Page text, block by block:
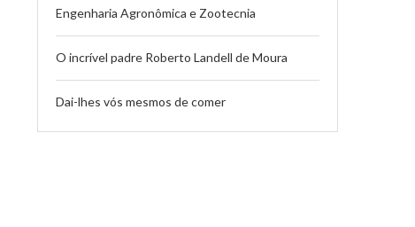
Engenharia Agronômica e Zootecnia
O incrível padre Roberto Landell de Moura
Dai-lhes vós mesmos de comer